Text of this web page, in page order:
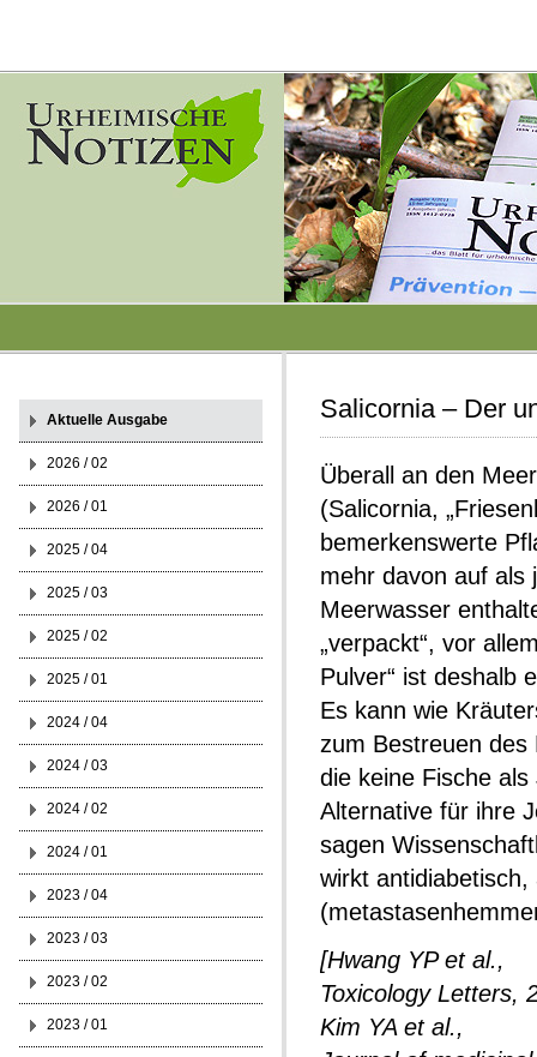
Salicornia – Der
Überall an den
(Salicornia,
bemerkenswerte
mehr davon auf als
Meerwasser
„verpackt“, vor
Pulver“ ist deshalb
Es kann wie
zum Bestreuen
die keine Fische
Alternative für ihre
sagen
wirkt
[Hwang YP et al.,
Toxicology Letters,
Kim YA et al.,
Aktuelle Ausgabe
2026 / 02
2026 / 01
2025 / 04
2025 / 03
2025 / 02
2025 / 01
2024 / 04
2024 / 03
2024 / 02
2024 / 01
2023 / 04
2023 / 03
2023 / 02
2023 / 01